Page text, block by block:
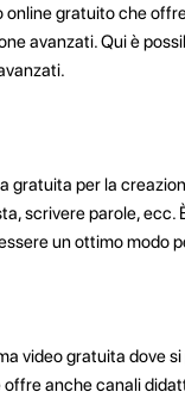
online gratuito che
avanzati. Qui è
gratuita per la
scrivere parole,
un ottimo modo
video gratuita dove
offre anche canali